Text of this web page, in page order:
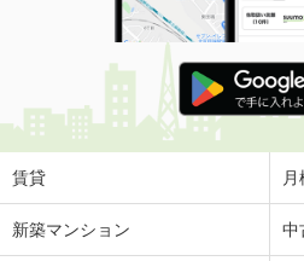
賃貸
新築マンション 中